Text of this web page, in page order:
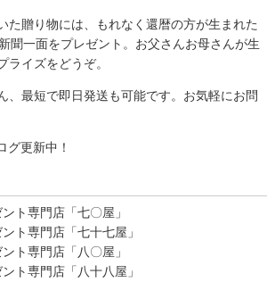
た贈り物には、もれなく還暦の方が生まれた
聞一面をプレゼント。お父さんお母さんが生
ライズをどうぞ。
、最短で即日発送も可能です。お気軽にお問
グ更新中！
ト専門店「七〇屋」
ト専門店「七十七屋」
ト専門店「八〇屋」
ト専門店「八十八屋」